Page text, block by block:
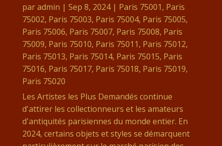
paradmin | Sep 8, 2024| Paris 75001, Paris
75002, Paris 75003, Paris 75004, Paris 75005,
Paris 75006, Paris 75007, Paris 75008, Paris
75009, Paris 75010, Paris 75011, Paris 75012,
Paris 75013, Paris 75014, Paris 75015, Paris
75016, Paris 75017, Paris 75018, Paris 75019,
Paris 75020
Les Artistes les Plus Demandés continue
d'attirer les collectionneurs et les amateurs
d'antiquités parisiennes du monde entier. En
2024, certains objets et styles se démarquent